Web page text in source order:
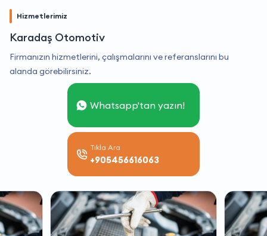
Hizmetlerimiz
Karadaş Otomotiv
Firmanızın hizmetlerini, çalışmalarını ve referanslarını bu
alanda görebilirsiniz.
Whatsapp'tan yazın!
Tıkla Ara
+905456616063